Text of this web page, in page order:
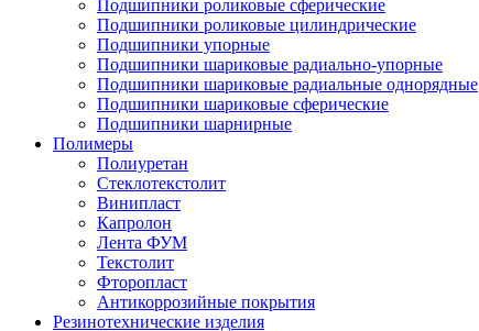
Подшипники роликовые сферические
Подшипники роликовые цилиндрические
Подшипники упорные
Подшипники шариковые радиально-упорные
Подшипники шариковые радиальные однорядные
Подшипники шариковые сферические
Подшипники шарнирные
Полимеры
Полиуретан
Стеклотекстолит
Винипласт
Капролон
Лента ФУМ
Текстолит
Фторопласт
Антикоррозийные покрытия
Резинотехнические изделия